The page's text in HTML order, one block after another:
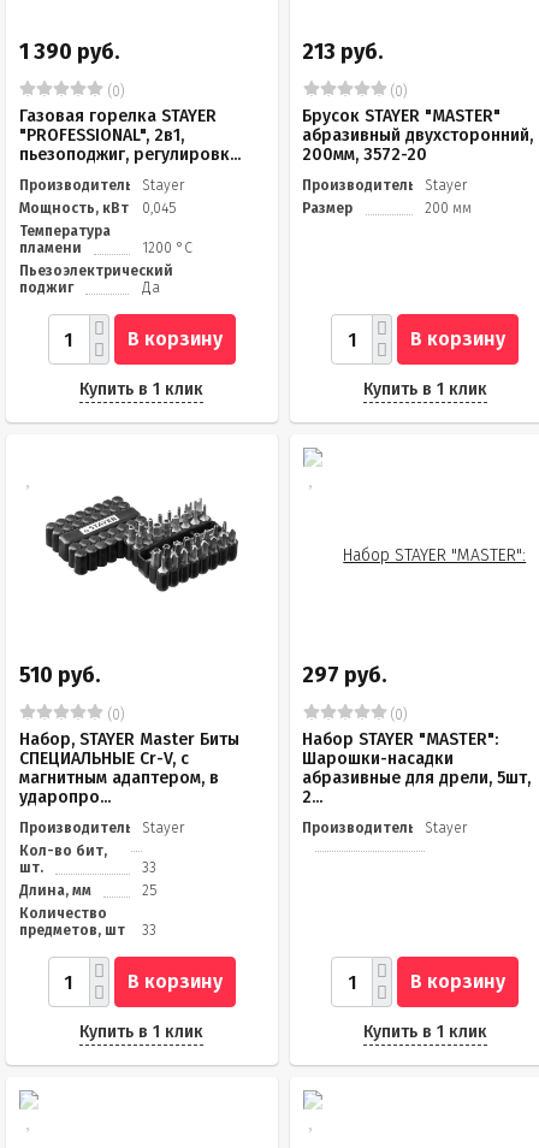
1 390 руб.
(0)
Газовая горелка STAYER
"PROFESSIONAL", 2в1,
пьезоподжиг, регулировк...
Производитель
Stayer
Мощность, кВт
0,045
Температура
пламени
1200 °С
Пьезоэлектрический
поджиг
Да
В корзину
Купить в 1 клик
213 руб.
(0)
Брусок STAYER "MASTER"
абразивный двухсторонний,
200мм, 3572-20
Производитель
Stayer
Размер
200 мм
В корзину
Купить в 1 клик
510 руб.
(0)
Набор, STAYER Master Биты
СПЕЦИАЛЬНЫЕ Cr-V, с
магнитным адаптером, в
ударопро...
Производитель
Stayer
Кол-во бит,
шт.
33
Длина, мм
25
Количество
предметов, шт
33
В корзину
Купить в 1 клик
297 руб.
(0)
Набор STAYER "MASTER":
Шарошки-насадки
абразивные для дрели, 5шт,
2...
Производитель Stayer
В корзину
Купить в 1 клик